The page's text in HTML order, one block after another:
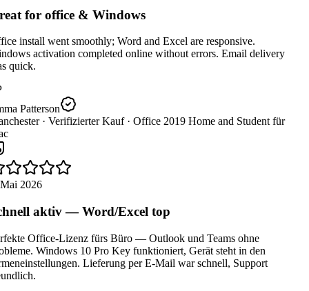
for office & Windows
install went smoothly; Word and Excel are responsive.
activation completed online without errors. Email delivery
quick.
Patterson
· Verifizierter Kauf · Office 2019 Home and Student für
2026
aktiv — Word/Excel top
Office-Lizenz fürs Büro — Outlook und Teams ohne
Windows 10 Pro Key funktioniert, Gerät steht in den
Lieferung per E-Mail war schnell, Support